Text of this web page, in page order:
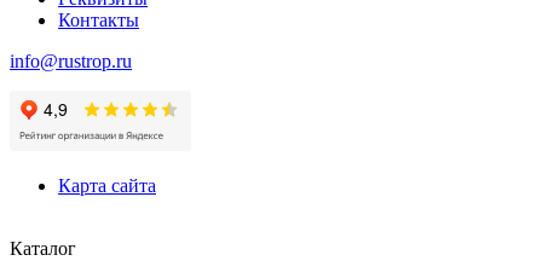
Контакты
info@rustrop.ru
Карта сайта
Каталог